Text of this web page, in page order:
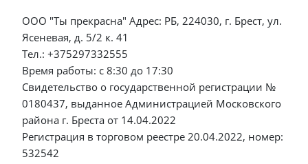
ООО "Ты прекрасна" Адрес: РБ, 224030, г. Брест, ул.
Ясеневая, д. 5/2 к. 41
Тел.: +375297332555
Время работы: с 8:30 до 17:30
Свидетельство о государственной регистрации №
0180437, выданное Администрацией Московского
района г. Бреста от 14.04.2022
Регистрация в торговом реестре 20.04.2022, номер:
532542